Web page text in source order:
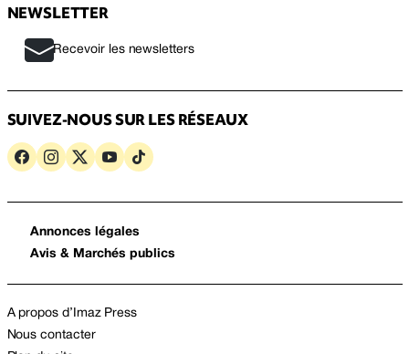
NEWSLETTER
Recevoir les newsletters
SUIVEZ-NOUS SUR LES RÉSEAUX
Annonces légales
Avis & Marchés publics
A propos d’Imaz Press
Nous contacter